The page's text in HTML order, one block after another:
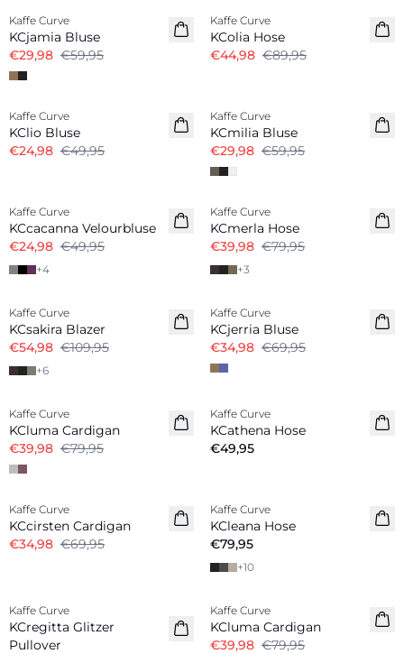
Kaffe Curve
KCjamia Bluse
€29,98 €59,95
Kaffe Curve
KColia Hose
€44,98 €89,95
-50%
Kaffe Curve
KClio Bluse
€24,98 €49,95
Kaffe Curve
KCmilia Bluse
€29,98 €59,95
Kaffe Curve
KCcacanna Velourbluse
€24,98 €49,95
+4
-50%
Kaffe Curve
KCmerla Hose
€39,98 €79,95
+3
Kaffe Curve
KCsakira Blazer
€54,98 €109,95
+6
Kaffe Curve
KCjerria Bluse
€34,98 €69,95
Kaffe Curve
KCluma Cardigan
€39,98 €79,95
Kaffe Curve
KCathena Hose
€49,95
-50%
Kaffe Curve
KCcirsten Cardigan
€34,98 €69,95
Neuheiten
Kaffe Curve
KCleana Hose
€79,95
+10
Kaffe Curve
KCregitta Glitzer
Pullover
Kaffe Curve
KCluma Cardigan
€39,98 €79,95